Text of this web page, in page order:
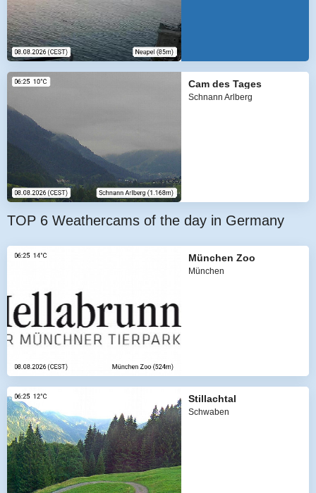
Cam des Tages
Schnann Arlberg
TOP 6 Weathercams of the day in Germany
München Zoo
München
Stillachtal
Schwaben